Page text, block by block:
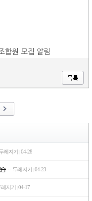
합원 모집 알림
목록
레지기 04-28
습… 두레지기 04-23
레지기 04-17